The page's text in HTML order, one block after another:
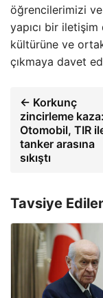
öğrencilerimizi ve
yapıcı bir
kültürüne ve
çıkmaya davet
← Korkunç
zincirleme kaza:
Otomobil, TIR
tanker arasına
sıkıştı
Tavsiye